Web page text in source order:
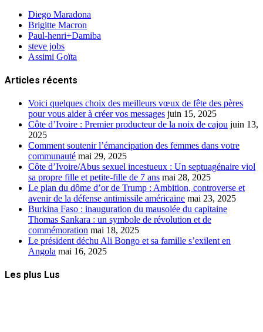
Diego Maradona
Brigitte Macron
Paul-henri+Damiba
steve jobs
Assimi Goïta
Articles récents
Voici quelques choix des meilleurs vœux de fête des pères
pour vous aider à créer vos messages juin 15, 2025
Côte d’Ivoire : Premier producteur de la noix de cajou juin 13,
2025
Comment soutenir l’émancipation des femmes dans votre
communauté mai 29, 2025
Côte d’Ivoire/Abus sexuel incestueux : Un septuagénaire viol
sa propre fille et petite-fille de 7 ans mai 28, 2025
Le plan du dôme d’or de Trump : Ambition, controverse et
avenir de la défense antimissile américaine mai 23, 2025
Burkina Faso : inauguration du mausolée du capitaine
Thomas Sankara : un symbole de révolution et de
commémoration mai 18, 2025
Le président déchu Ali Bongo et sa famille s’exilent en
Angola mai 16, 2025
Les plus Lus